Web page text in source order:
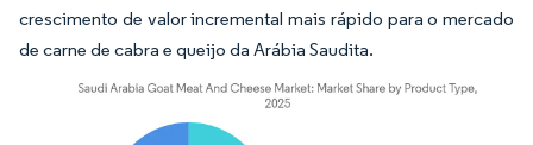
crescimento de valor incremental mais rápido para o mercado
de carne de cabra e queijo da Arábia Saudita.